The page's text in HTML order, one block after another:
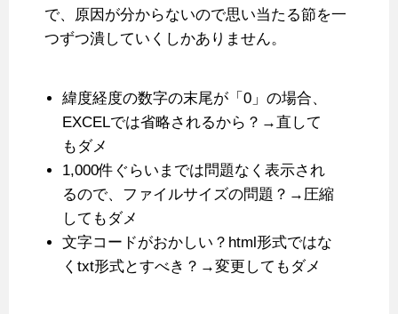
で、原因が分からないので思い当たる節を一
つずつ潰していくしかありません。
緯度経度の数字の末尾が「0」の場合、
EXCELでは省略されるから？→直して
もダメ
1,000件ぐらいまでは問題なく表示され
るので、ファイルサイズの問題？→圧縮
してもダメ
文字コードがおかしい？html形式ではな
くtxt形式とすべき？→変更してもダメ